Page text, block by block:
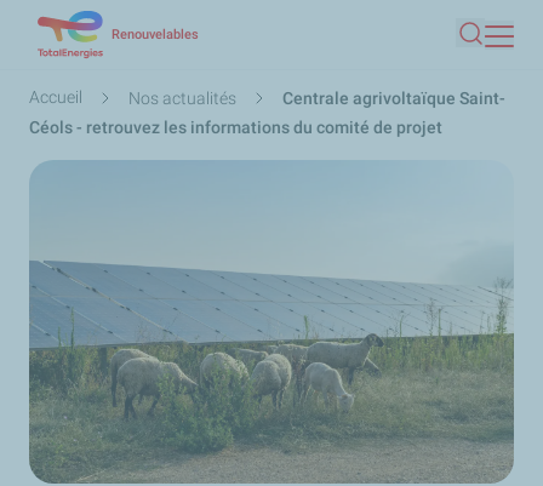
contenu
principal
Renouvelables
Fil
d'Ariane
Accueil Nos actualités
Centrale agrivoltaïque Saint-
Céols - retrouvez les informations du comité de projet